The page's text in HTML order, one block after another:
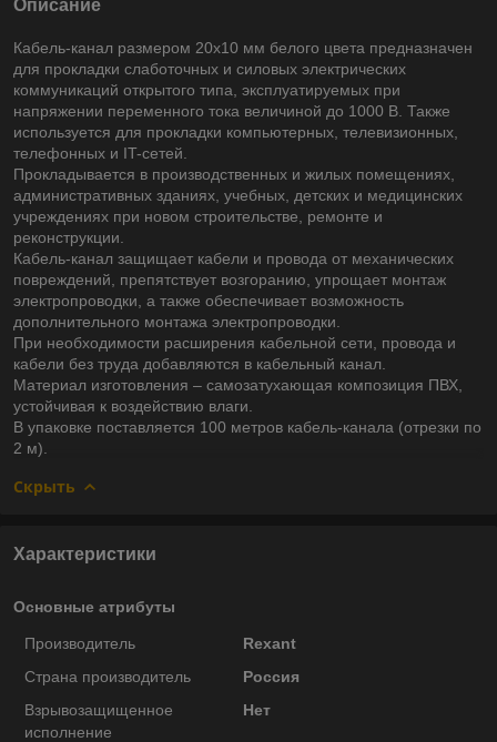
Описание
Кабель-канал размером 20х10 мм белого цвета предназначен
для прокладки слаботочных и силовых электрических
коммуникаций открытого типа, эксплуатируемых при
напряжении переменного тока величиной до 1000 В. Также
используется для прокладки компьютерных, телевизионных,
телефонных и IT-сетей.
Прокладывается в производственных и жилых помещениях,
административных зданиях, учебных, детских и медицинских
учреждениях при новом строительстве, ремонте и
реконструкции.
Кабель-канал защищает кабели и провода от механических
повреждений, препятствует возгоранию, упрощает монтаж
электропроводки, а также обеспечивает возможность
дополнительного монтажа электропроводки.
При необходимости расширения кабельной сети, провода и
кабели без труда добавляются в кабельный канал.
Материал изготовления – самозатухающая композиция ПВХ,
устойчивая к воздействию влаги.
В упаковке поставляется 100 метров кабель-канала (отрезки по
2 м).
Скрыть
Характеристики
Основные атрибуты
Производитель
Rexant
Страна производитель
Россия
Взрывозащищенное
исполнение
Нет